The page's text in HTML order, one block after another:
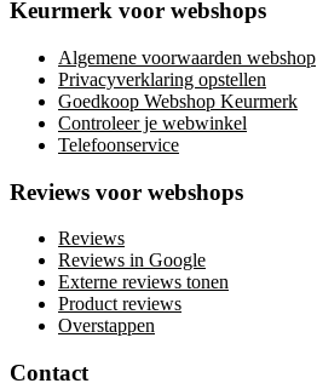
Keurmerk voor webshops
Algemene voorwaarden webshop
Privacyverklaring opstellen
Goedkoop Webshop Keurmerk
Controleer je webwinkel
Telefoonservice
Reviews voor webshops
Reviews
Reviews in Google
Externe reviews tonen
Product reviews
Overstappen
Contact